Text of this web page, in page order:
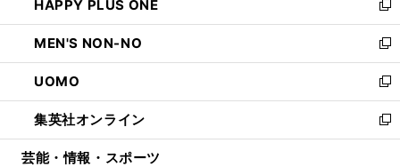
く
で
開
く
ド
ウ
で
開
く
ィ
ン
ド
ウ
で
開
く
い
ウ
ィ
ン
ド
ウ
で
開
HAPPY PLUS ONE
新
し
い
ウ
ィ
ン
ド
ウ
MEN'S NON-NO
新
し
い
ウ
ィ
ン
UOMO
新
し
い
ウ
集英社オンライン
新
し
芸能・情報・スポーツ